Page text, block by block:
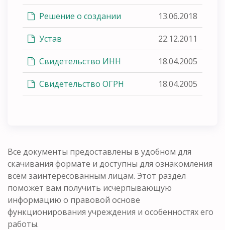
Решение о создании 13.06.2018
Устав 22.12.2011
Свидетельство ИНН 18.04.2005
Свидетельство ОГРН 18.04.2005
Все документы предоставлены в удобном для
скачивания формате и доступны для ознакомления
всем заинтересованным лицам. Этот раздел
поможет вам получить исчерпывающую
информацию о правовой основе
функционирования учреждения и особенностях его
работы.